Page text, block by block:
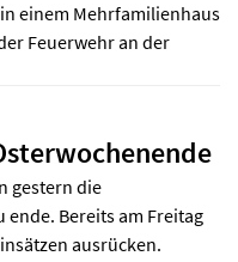
einem Mehrfamilienhaus
Feuerwehr an der
gestern die
Bereits am Freitag
ausrücken.